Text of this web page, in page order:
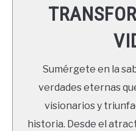
RECURSOS
NEWSLETTER
Sumérgete en la
verdades eternas
visionarios y
historia. Desde el